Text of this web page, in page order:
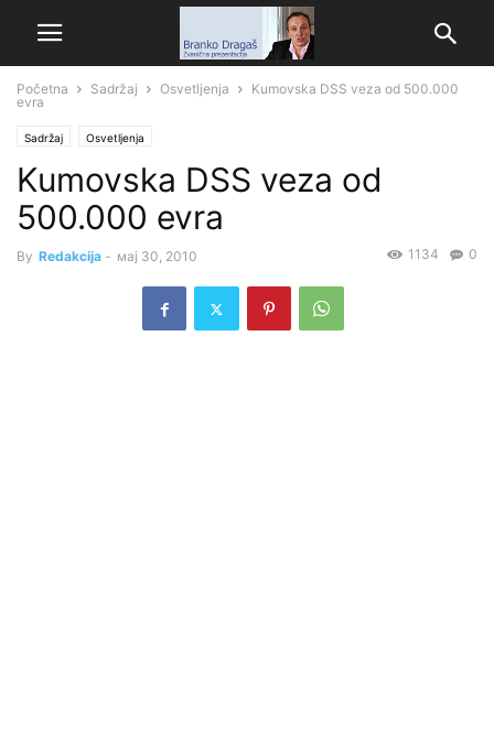
Početna Sadržaj Osvetljenja
Kumovska DSS veza od 500.000
evra
Sadržaj Osvetljenja
Kumovska DSS veza od
500.000 evra
By Redakcija - мај 30, 2010 0
1134